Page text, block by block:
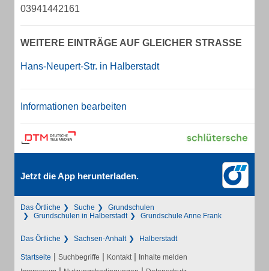
03941442161
WEITERE EINTRÄGE AUF GLEICHER STRASSE
Hans-Neupert-Str. in Halberstadt
Informationen bearbeiten
Jetzt die App herunterladen.
Das Örtliche Suche
Grundschulen
Grundschulen in Halberstadt
Grundschule Anne Frank
Das Örtliche Sachsen-Anhalt Halberstadt
Startseite | Suchbegriffe | Kontakt | Inhalte melden